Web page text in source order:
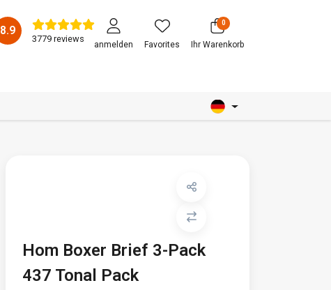
8.9
3779 reviews
anmelden Favorites
0
Ihr Warenkorb
Hom Boxer Brief 3-Pack
437 Tonal Pack